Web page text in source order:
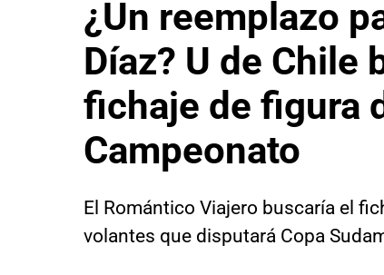
¿Un reemplazo
Díaz? U de Chile
fichaje de figura
Campeonato
El Romántico Viajero buscaría el
volantes que disputará Copa